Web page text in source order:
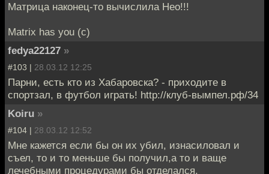
Матрица наконец-то вычислила Нео!!!
Matrix has you (c)
fedya22127 »
#103 | 28.03.12 12:25
Парни, есть кто из Хабаровска? - приходите в
спортзал, в футбол играть! http://клуб-вымпел.рф/34
Koiru »
#104 | 28.03.12 12:52
Мне кажется если бы он их убил, изнасиловал и
съел, то и то меньше бы получил,а то и ваще
лечебными процедурами бы отделался.